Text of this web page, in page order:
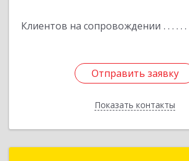
Клиентов на сопровождении
Отправить заявку
Показать контакты
Отправить заявку
Назад